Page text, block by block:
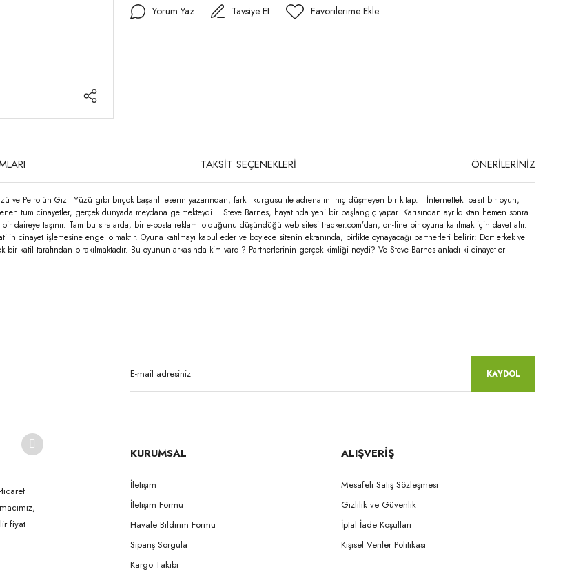
Yorum Yaz Tavsiye Et
TAKSİT SEÇENEKLERİ ÖNERİLERİNİZ
ve Petrolün Gizli Yüzü gibi birçok başarılı eserin yazarından, farklı kurgusu ile adrenalini hiç düşmeyen bir kitap. İnternetteki basit bir oyun,
tüm cinayetler, gerçek dünyada meydana gelmekteydi. Steve Barnes, hayatında yeni bir başlangıç yapar. Karısından ayrıldıktan hemen sonra
daireye taşınır. Tam bu sıralarda, bir e-posta reklamı olduğunu düşündüğü web sitesi tracker.com’dan, on-line bir oyuna katılmak için davet alır.
cinayet işlemesine engel olmaktır. Oyuna katılmayı kabul eder ve böylece sitenin ekranında, birlikte oynayacağı partnerleri belirir: Dört erkek ve
katil tarafından bırakılmaktadır. Bu oyunun arkasında kim vardı? Partnerlerinin gerçek kimliği neydi? Ve Steve Barnes anladı ki cinayetler
KAYDOL
fiyat
KURUMSAL
İletişim
İletişim Formu
Havale Bildirim Formu
Sipariş Sorgula
Kargo Takibi
ALIŞVERİŞ
Mesafeli Satış Sözleşmesi
Gizlilik ve Güvenlik
İptal İade Koşullari
Kişisel Veriler Politikası